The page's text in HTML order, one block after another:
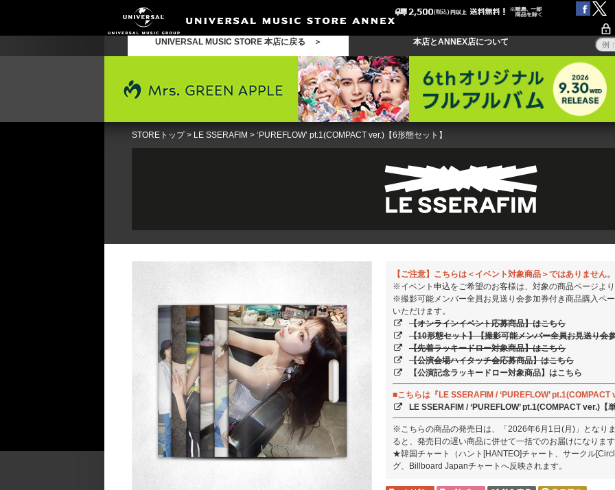
UNIVERSAL MUSIC STORE 本店に戻る ＞ 本店とANNEX店について
STOREトップ> LE SSERAFIM > ‘PUREFLOW’ pt.1(COMPACT ver.)【6形態セット】
【ご注意】こちらは＜イベント対象商品＞ではありません。
※イベント申込をご希望のお客様は、対象の商品ページより
※撮影可能メンバー全員お見送り会参加券付き商品購入ペ
いただけます。
【オンラインイベント応募商品】はこちら
【10形態セット】【撮影可能メンバー全員お見送り会
【先着ラッキードロー対象商品】はこちら
【公演会場ハイタッチ会応募商品】はこちら
【公演記念ラッキードロー対象商品】はこちら
■こちらは『LE SSERAFIM / ‘PUREFLOW’
LE SSERAFIM / ‘PUREFLOW’ pt.1(COMPACT ver.)【
※こちらの商品の発売日は、「2026年6月1日(月)」となり
ると、発売日の遅い商品に併せて一括でのお届けになります
★韓国チャート（ハント[HANTEO]チャート、サークル
グ、Billboard Japanチャートへ反映されます。